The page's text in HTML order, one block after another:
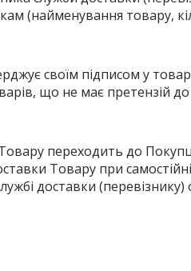
(найменування товару,
своїм підписом у
що не має претензій до
переходить до
Товару при
доставки (перевізнику)